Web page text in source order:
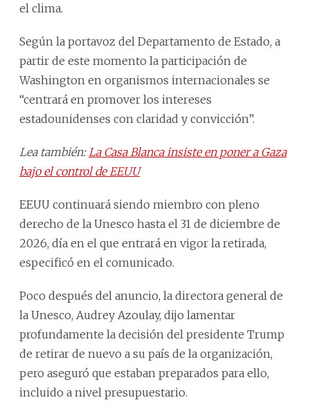
el clima.
Según la portavoz del Departamento de Estado, a
partir de este momento la participación de
Washington en organismos internacionales se
“centrará en promover los intereses
estadounidenses con claridad y convicción”.
Lea también: La Casa Blanca insiste en poner a Gaza
bajo el control de EEUU
EEUU continuará siendo miembro con pleno
derecho de la Unesco hasta el 31 de diciembre de
2026, día en el que entrará en vigor la retirada,
especificó en el comunicado.
Poco después del anuncio, la directora general de
la Unesco, Audrey Azoulay, dijo lamentar
profundamente la decisión del presidente Trump
de retirar de nuevo a su país de la organización,
pero aseguró que estaban preparados para ello,
incluido a nivel presupuestario.